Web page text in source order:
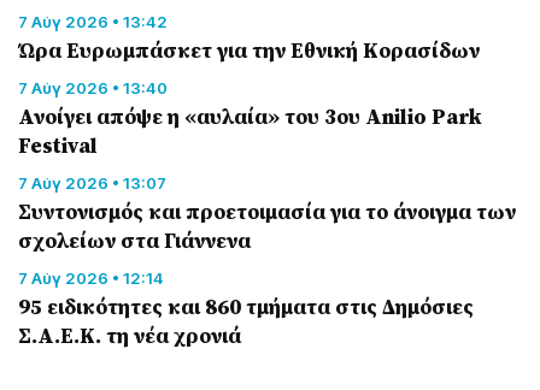
7 Αύγ 2026 • 13:42
Ώρα Ευρωμπάσκετ για την Εθνική Κορασίδων
7 Αύγ 2026 • 13:40
Ανοίγει απόψε η «αυλαία» του 3ου Anilio Park
Festival
7 Αύγ 2026 • 13:07
Συντονισμός και προετοιμασία για το άνοιγμα των
σχολείων στα Γιάννενα
7 Αύγ 2026 • 12:14
95 ειδικότητες και 860 τμήματα στις Δημόσιες
Σ.Α.Ε.Κ. τη νέα χρονιά